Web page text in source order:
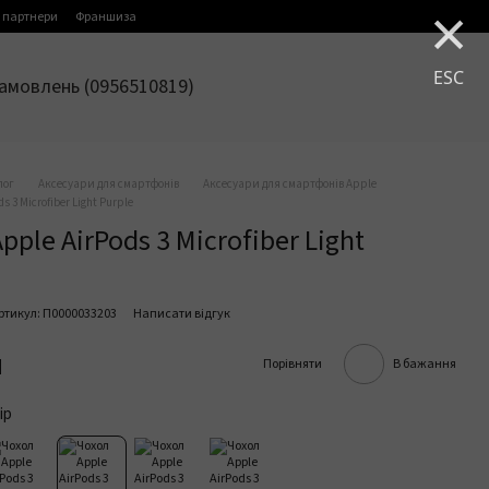
×
ESC
Франшиза
(0956510819)
Аксесуари для смартфонів
Аксесуари для смартфонів Apple
3 Microfiber Light Purple
AirPods 3 Microfiber Light
П0000033203 Написати відгук
Порівняти В бажання